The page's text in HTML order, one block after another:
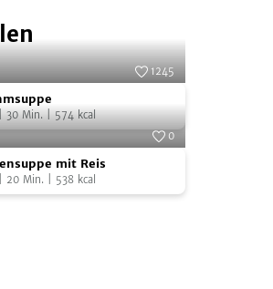
1245
30 Min.|574kcal
Foto:
0
mit Reis
20 Min. 538kcal